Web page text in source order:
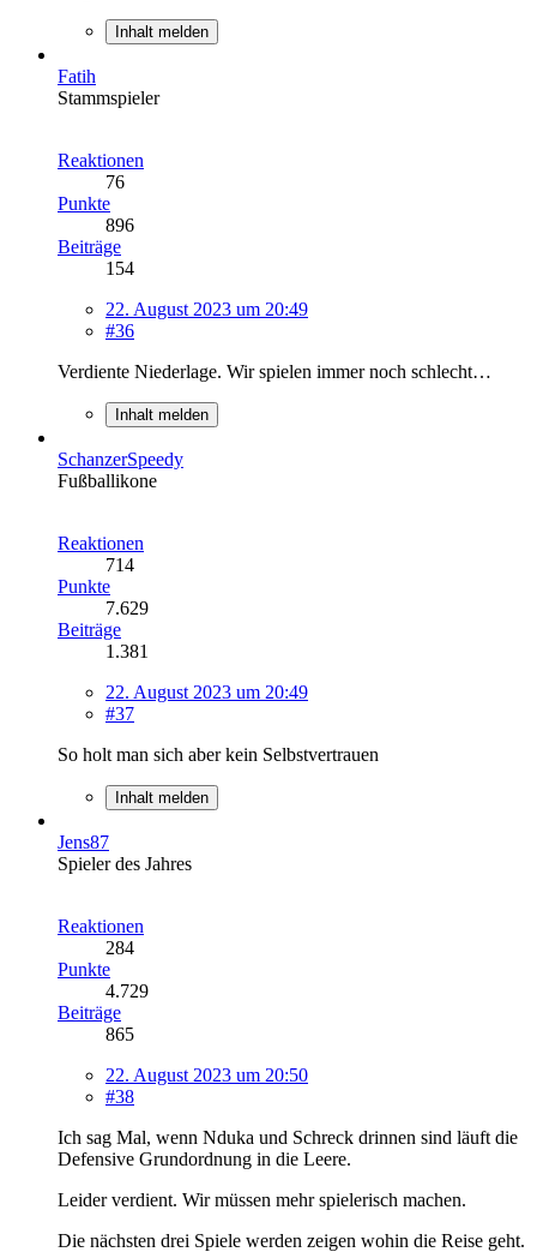
Inhalt melden
Fatih
Stammspieler
Reaktionen
76
Punkte
896
Beiträge
154
22. August 2023 um 20:49
#36
Verdiente Niederlage. Wir spielen immer noch schlecht…
Inhalt melden
SchanzerSpeedy
Fußballikone
Reaktionen
714
Punkte
7.629
Beiträge
1.381
22. August 2023 um 20:49
#37
So holt man sich aber kein Selbstvertrauen
Inhalt melden
Jens87
Spieler des Jahres
Reaktionen
284
Punkte
4.729
Beiträge
865
22. August 2023 um 20:50
#38
Ich sag Mal, wenn Nduka und Schreck drinnen sind läuft die
Defensive Grundordnung in die Leere.
Leider verdient. Wir müssen mehr spielerisch machen.
Die nächsten drei Spiele werden zeigen wohin die Reise geht.